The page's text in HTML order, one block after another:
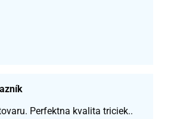
Perfektna kvalita triciek..